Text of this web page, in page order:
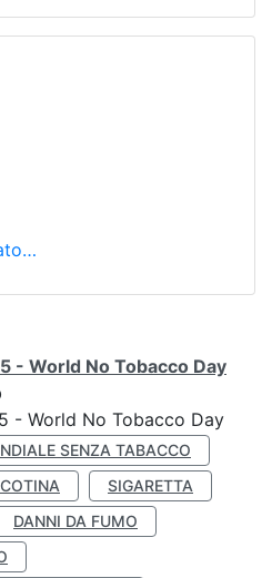
- World No Tobacco Day
- World No Tobacco Day
SENZA TABACCO
SIGARETTA
DANNI DA FUMO